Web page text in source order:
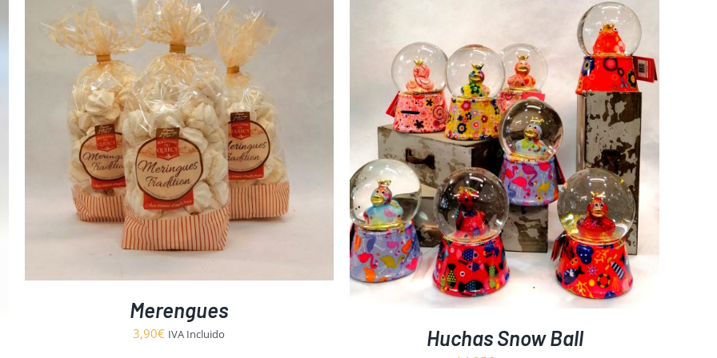
1,95€
hasta
2,95€
Merengues
3,90€ IVA Incluido
AÑADIR AL CARRITO / DETALLES
Huchas Snow Ball